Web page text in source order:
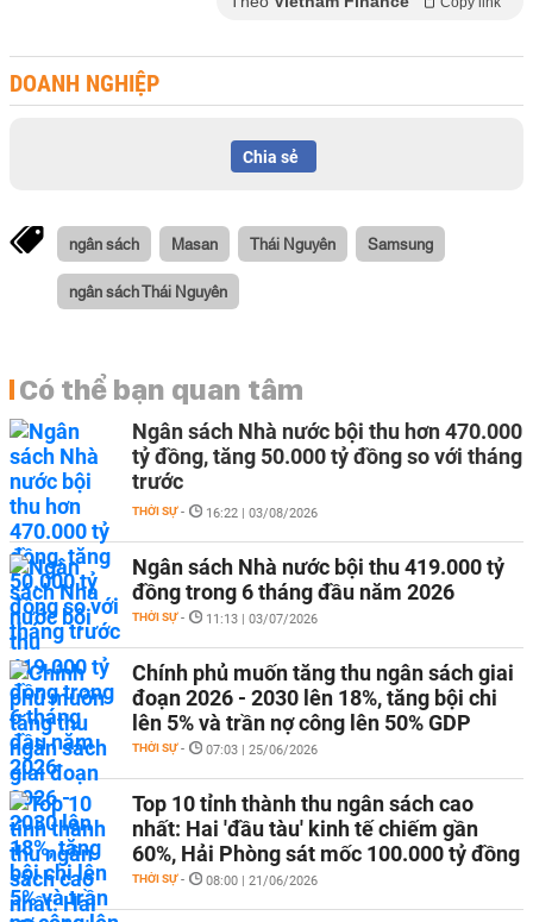
DOANH NGHIỆP
Chia sẻ
ngân sách Masan Thái Nguyên Samsung
ngân sách Thái Nguyên
Có thể bạn quan tâm
Ngân sách Nhà nước bội thu hơn 470.000
tỷ đồng, tăng 50.000 tỷ đồng so với tháng
trước
THỜI SỰ - 16:22 | 03/08/2026
Ngân sách Nhà nước bội thu 419.000 tỷ
đồng trong 6 tháng đầu năm 2026
THỜI SỰ - 11:13 | 03/07/2026
Chính phủ muốn tăng thu ngân sách giai
đoạn 2026 - 2030 lên 18%, tăng bội chi
lên 5% và trần nợ công lên 50% GDP
THỜI SỰ - 07:03 | 25/06/2026
Top 10 tỉnh thành thu ngân sách cao
nhất: Hai 'đầu tàu' kinh tế chiếm gần
60%, Hải Phòng sát mốc 100.000 tỷ đồng
THỜI SỰ - 08:00 | 21/06/2026